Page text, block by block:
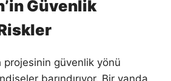
Güvenlik
projesinin güvenlik yönü